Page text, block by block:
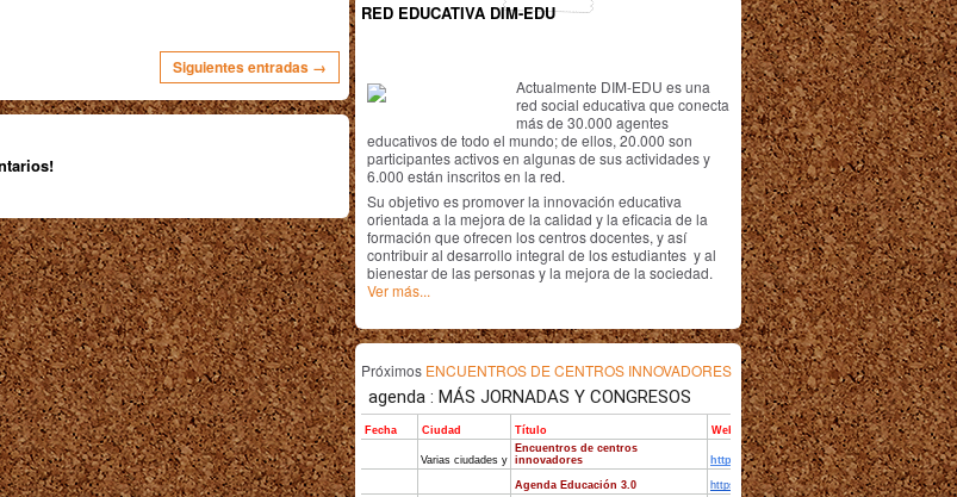
Siguientes entradas →
RED EDUCATIVA DIM-EDU
Actualmente DIM-EDU es una
red social educativa que conecta
más de 30.000 agentes
educativos de todo el mundo; de ellos, 20.000 son
participantes activos en algunas de sus actividades y
6.000 están inscritos en la red.
Su objetivo es promover la innovación educativa
orientada a la mejora de la calidad y la eficacia de la
formación que ofrecen los centros docentes, y así
contribuir al desarrollo integral de los estudiantes y al
bienestar de las personas y la mejora de la sociedad.
Ver más...
Próximos ENCUENTROS DE CENTROS INNOVADORES